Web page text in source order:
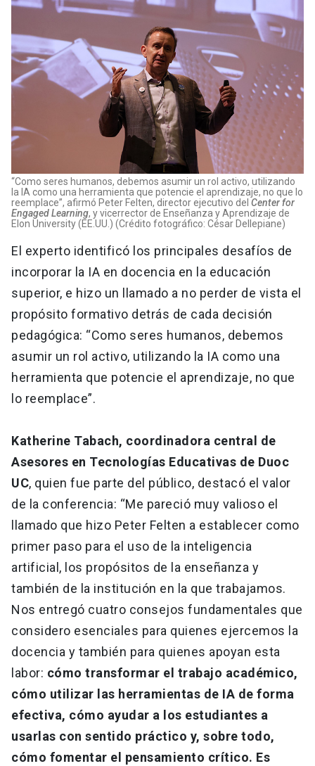
“Como seres humanos, debemos asumir un rol activo, utilizando
la IA como una herramienta que potencie el aprendizaje, no que lo
reemplace”, afirmó Peter Felten, director ejecutivo del Center for
Engaged Learning, y vicerrector de Enseñanza y Aprendizaje de
Elon University (EE.UU.) (Crédito fotográfico: César Dellepiane)
El experto identificó los principales desafíos de
incorporar la IA en docencia en la educación
superior, e hizo un llamado a no perder de vista el
propósito formativo detrás de cada decisión
pedagógica: “Como seres humanos, debemos
asumir un rol activo, utilizando la IA como una
herramienta que potencie el aprendizaje, no que
lo reemplace”.
Katherine Tabach, coordinadora central de
Asesores en Tecnologías Educativas de Duoc
UC, quien fue parte del público, destacó el valor
de la conferencia: “Me pareció muy valioso el
llamado que hizo Peter Felten a establecer como
primer paso para el uso de la inteligencia
artificial, los propósitos de la enseñanza y
también de la institución en la que trabajamos.
Nos entregó cuatro consejos fundamentales que
considero esenciales para quienes ejercemos la
docencia y también para quienes apoyan esta
labor: cómo transformar el trabajo académico,
cómo utilizar las herramientas de IA de forma
efectiva, cómo ayudar a los estudiantes a
usarlas con sentido práctico y, sobre todo,
cómo fomentar el pensamiento crítico. Es